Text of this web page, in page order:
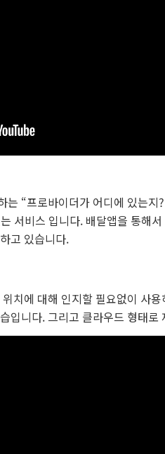
는 “프로바이더가 어디에 있는
서비스 입니다. 배달앱을 통해
고 있습니다.
치에 대해 인지할 필요없이 사
입니다. 그리고 클라우드 형태